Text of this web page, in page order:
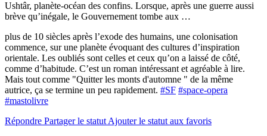
Ushtâr, planète-océan des confins. Lorsque, après une guerre aussi
brève qu’inégale, le Gouvernement tombe aux …
plus de 10 siècles après l’exode des humains, une colonisation
commence, sur une planète évoquant des cultures d’inspiration
orientale. Les oubliés sont celles et ceux qu’on a laissé de côté,
comme d’habitude. C’est un roman intéressant et agréable à lire.
Mais tout comme "Quitter les monts d'automne " de la même
autrice, ça se termine un peu rapidement. #SF #space-opera
#mastolivre
Répondre Partager le statut Ajouter le statut aux favoris